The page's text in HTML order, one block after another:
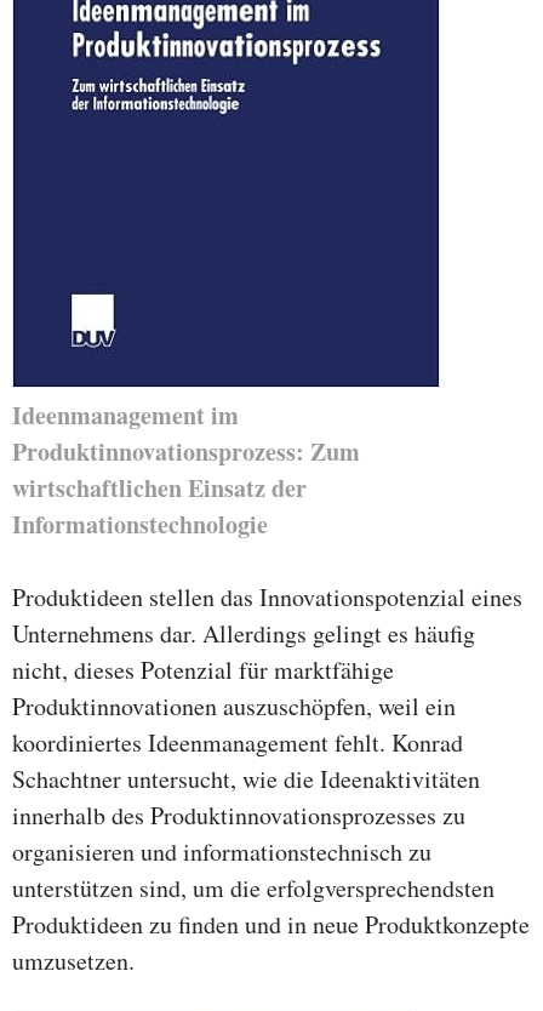
Ideenmanagement im
Produktinnovationsprozess: Zum
wirtschaftlichen Einsatz der
Informationstechnologie
Produktideen stellen das Innovationspotenzial eines
Unternehmens dar. Allerdings gelingt es häufig
nicht, dieses Potenzial für marktfähige
Produktinnovationen auszuschöpfen, weil ein
koordiniertes Ideenmanagement fehlt. Konrad
Schachtner untersucht, wie die Ideenaktivitäten
innerhalb des Produktinnovationsprozesses zu
organisieren und informationstechnisch zu
unterstützen sind, um die erfolgversprechendsten
Produktideen zu finden und in neue Produktkonzepte
umzusetzen.